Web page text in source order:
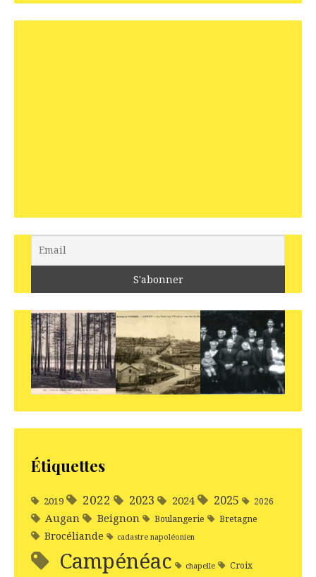
Étiquettes
2019 2022 2023 2024 2025 2026
Augan Beignon Boulangerie Bretagne
Brocéliande cadastre napoléonien
Campénéac chapelle Croix